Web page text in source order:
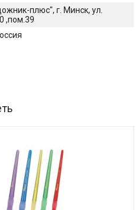
плюс", г. Минск, ул.
,пом.39